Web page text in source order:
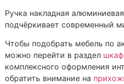
Ручка накладная
подчёркивает современный
Чтобы подобрать мебель по
можно перейти в раздел
комплексного оформления
обратить внимание на